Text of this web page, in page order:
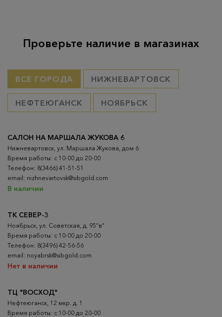
Проверьте наличие в магазинах
ВСЕ ГОРОДА НИЖНЕВАРТОВСК
НЕФТЕЮГАНСК НОЯБРЬСК
ТК СЕВЕР-3
Ноябрьск, ул. Советская, д. 95"в"
Время работы: с 10-00 до 20-00
Телефон: 8(3496) 42-56-56
email: noyabrsk@sibgold.com
Нет в наличии
ТЦ "ВОСХОД"
Нефтеюганск, 12 мкр. д. 1
Время работы: с 10-00 до 20-00
САЛОН НА МАРШАЛА ЖУКОВА 6
Нижневартовск, ул. Маршала Жукова, дом 6
Время работы: с 10-00 до 20-00
Телефон: 8(3466) 41-51-51
email: nizhnevartovsk@sibgold.com
В наличии